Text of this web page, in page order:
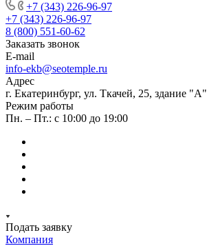
+7 (343) 226-96-97
+7 (343) 226-96-97
8 (800) 551-60-62
Заказать звонок
E-mail
info-ekb@seotemple.ru
Адрес
г. Екатеринбург, ул. Ткачей, 25, здание "А"
Режим работы
Пн. – Пт.: с 10:00 до 19:00
Подать заявку
Компания